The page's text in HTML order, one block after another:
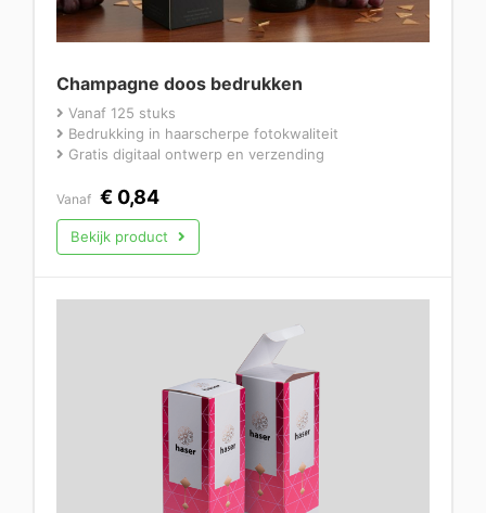
Champagne doos bedrukken
Vanaf 125 stuks
Bedrukking in haarscherpe fotokwaliteit
Gratis digitaal ontwerp en verzending
Vanaf € 0,84
Bekijk product